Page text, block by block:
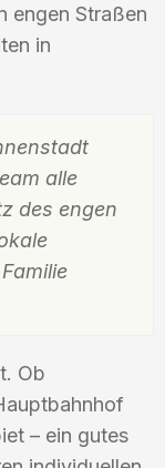
engen Straßen
in
alle
des engen
Ob
– ein gutes